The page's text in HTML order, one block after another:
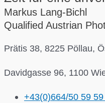
Markus Lang-Bichl
Qualified Austrian
Prätis 38, 8225 Pöllau,
Davidgasse 96, 1100
+43(0)664/50 59